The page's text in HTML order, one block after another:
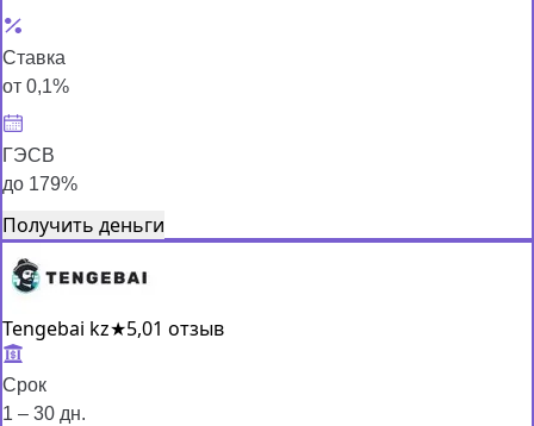
Ставка
от 0,1%
ГЭСВ
до 179%
Получить деньги
Tengebai kz★5,01 отзыв
Срок
1 – 30 дн.